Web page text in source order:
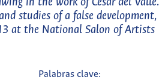
studies of a false
at the National Salon of Artists
Palabras clave: